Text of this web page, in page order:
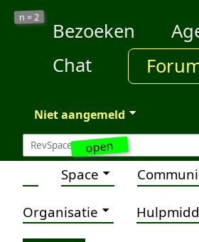
open
n =2
Bezoeken
Chat
Niet aangemeld
Space
Organisatie